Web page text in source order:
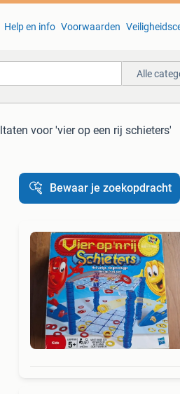
Help en info Voorwaarden
Alle
voor 'vier op een rij schieters'
Bewaar je zoekopdracht